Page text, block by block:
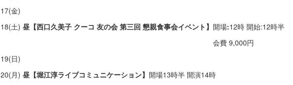
17(金)
18(土) 昼【西口久美子 クーコ 友の会 第三回 懇親食事会イベント】 開場:12時 開始:12時半
会費 9,000円
19(日)
20(月) 昼【堀江淳ライブコミュニケーション】 開場13時半 開演14時